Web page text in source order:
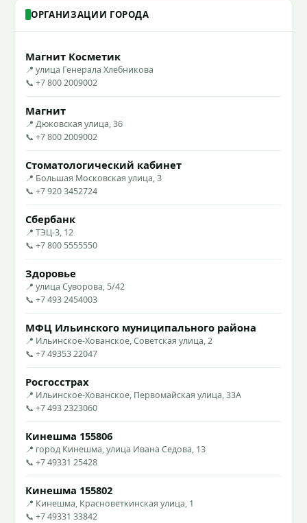
ОРГАНИЗАЦИИ ГОРОДА
Магнит Косметик
📍 улица Генерала Хлебникова
📞 +7 800 2009002
Магнит
📍 Дюковская улица, 36
📞 +7 800 2009002
Стоматологический кабинет
📍 Большая Московская улица, 3
📞 +7 920 3452724
Сбербанк
📍 ТЭЦ-3, 12
📞 +7 800 5555550
Здоровье
📍 улица Суворова, 5/42
📞 +7 493 2454003
МФЦ Ильинского муниципального района
📍 Ильинское-Хованское, Советская улица, 2
📞 +7 49353 22047
Росгосстрах
📍 Ильинское-Хованское, Первомайская улица, 33А
📞 +7 493 2323060
Кинешма 155806
📍 город Кинешма, улица Ивана Седова, 13
📞 +7 49331 25428
Кинешма 155802
📍 Кинешма, Красноветкинская улица, 1
📞 +7 49331 33842